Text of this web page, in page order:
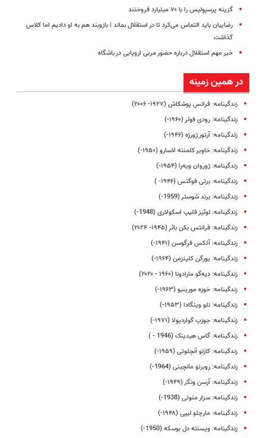
گزینه پرسپولیس را با ۷۰ میلیارد فروختند
رضاییان باید التماس می‌کرد تا در استقلال بماند | بازوبند هم به او دادیم اما کلاس
گذاشت
خبر مهم استقلال درباره حضور مربی اروپایی در باشگاه
در همین زمینه
زندگینامه: فرانس پوشکاش (۱۹۲۷- ۲۰۰۶)
زندگینامه: رودی فولر (۱۹۶۰-)
زندگینامه: آرتور ژورژه (۱۹۴۶-)
زندگینامه‌: خاویر کلمنته لاسارو (۱۹۵۰-)
زندگینامه: ژوروان ویه‌را (۱۹۵۴-)
زندگینامه: برتی فوگتس (۱۹۴۶- )
زندگینامه: برند شوستر (1959-)
زندگینامه: لوئیز فلیپ اسکولاری (1948-)
زندگینامه: فرانتس بکن‌ بائر (۱۹۴۵- ۲۰۲۴)
زندگینامه: آلکس فرگوسن (۱۹۴۱-)
زندگینامه: یورگن کلینزمن (۱۹۶۴-)
زندگینامه: دیه‌گو مارادونا (۱۹۶۰ - ۲۰۲۰)
زندگینامه: خوزه مورینیو (۱۹۶۳-)
زندگینامه: نلو وینگادا (۱۹۵۳-)
زندگینامه: جوزپ گواردیولا (۱۹۷۱-)
زندگینامه: گاس هیدینک (1946 - )
زندگینامه: کارلو آنچلوتی (۱۹۵۹-)
زندگینامه: روبرتو مانچینی (1964-)
زندگینامه: آرسن ونگر (۱۹۴۹-)
زندگینامه: سزار منوتی (1938-)
زندگینامه: مارچلو لیپی (۱۹۴۸-)
زندگینامه: ویسنته دل بوسکه (1950-)